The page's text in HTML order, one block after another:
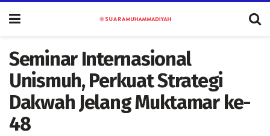
Seminar Internasional
Unismuh, Perkuat Strategi
Dakwah Jelang Muktamar ke-
48